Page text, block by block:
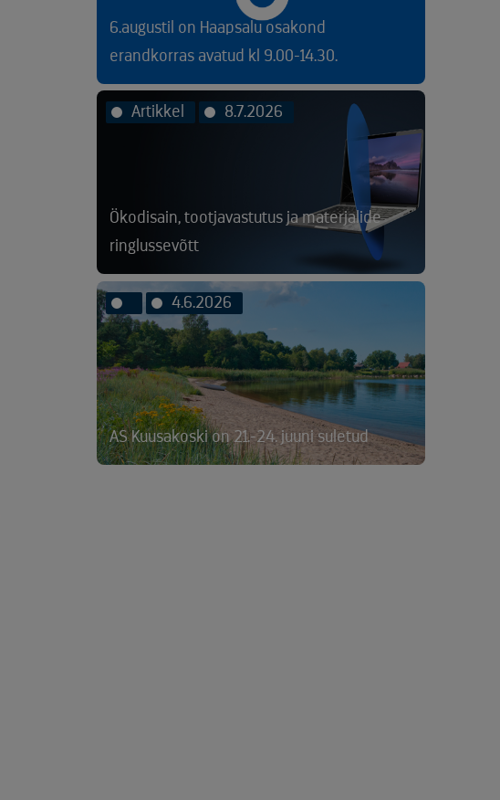
6.augustil on Haapsalu osakond
erandkorras avatud kl 9.00-14.30.
Artikkel 8.7.2026
Ökodisain, tootjavastutus ja materjalide
ringlussevõtt
4.6.2026
AS Kuusakoski on 21.-24. juuni suletud